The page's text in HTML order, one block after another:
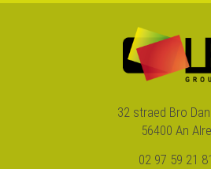
Ken Tuch' 337 – Adaozañ :
Ken Tuch' 338 – Facebook
Ken Tuch' 339 – Rakvarnioù
32 straed Bro
56400 An Alre
02 97 59 21 81